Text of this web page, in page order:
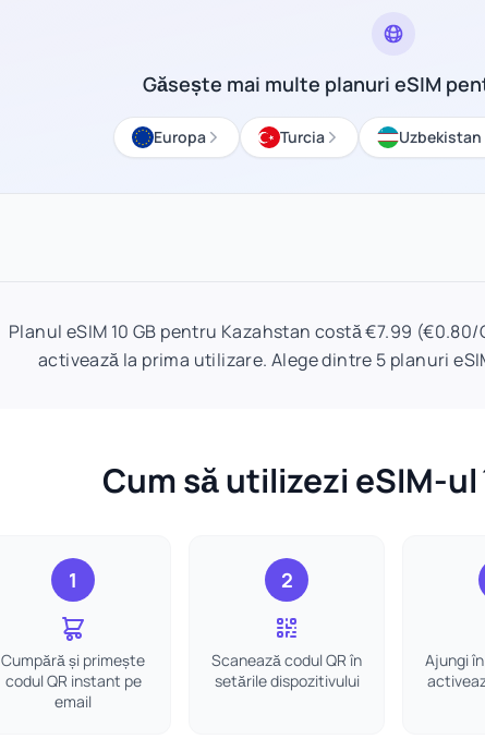
Găsește mai multe planuri eSIM
Europa Turcia Uzbekistan
Planul eSIM 10 GB pentru Kazahstan costă €7.99
activează la prima utilizare. Alege dintre 5 planuri
Cum să utilizezi eSIM-
1
Cumpără și primește
codul QR instant pe
email
2
Scanează codul QR în
setările dispozitivului
Ajungi